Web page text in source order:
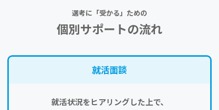
選考に「受かる」ための
個別サポートの流れ
就活⾯談
就活状況をヒアリングした上で、